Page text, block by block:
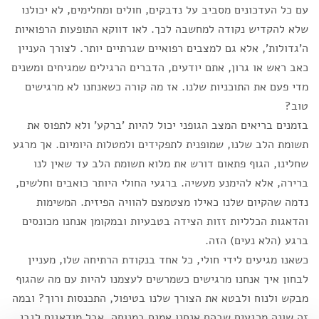
עם כל העדכונים מסביב על נדבקים, חולים ומחלימים, לא יכולנו
שלא להקדיש נקודה למחשבה לכך. לאו דווקא התופעות הרפואיות
ה'גדולות', אלא גם למצבים רפואיים שגרתיים יותר. לצורך העניין
כאב ראש או גרון, אתם יודעים, הדברים הרגילים שמגיחים ומשנים
מדי פעם את התוכניות שלנו. אז מה קורה כשאנחנו לא מרגישים
טוב?
בזמנים בריאים המצב הגופני יכול להיות 'ברקע' ולא לתפוס את
תשומת הלב שלנו, שמופנית לתפקידים ולמטלות היומיום. אך מרגע
שחלינו, הגוף פתאום דורש את מלוא תשומת הלב עד שאין לנו
ברירה, אלא להימנע מעשיה. ברגעי החולי היותר כואבים וחלשים,
נדמה שהקיום שלנו כאילו מצטמצם להוויה הפיזית. המשימות
והדאגות הכלליות זזות הצידה בטבעיות ובמקומן אנחנו מכונסים
ברגע (הלא נעים) הזה.
כשאנו מגיעים לידי חולי, כל אחד בנקודת הרתיחה שלו, מעניין
לבחון איך אנחנו מרגישים כשמרשים לעצמנו להיות עם מה שהגוף
מבקש ולנוח ולבטא את הצורך שלנו בטיפול, התכנסות ורוך? ובמה